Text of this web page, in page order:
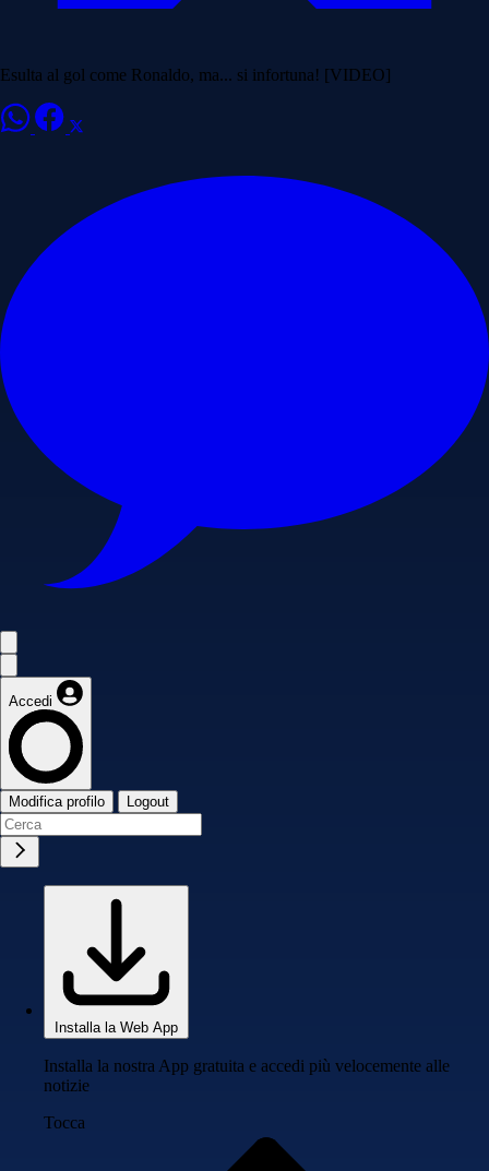
Esulta al gol come Ronaldo, ma... si infortuna! [VIDEO]
Accedi
Modifica profilo Logout
Installa la Web App
Installa la nostra App gratuita e accedi più velocemente alle
notizie
Tocca